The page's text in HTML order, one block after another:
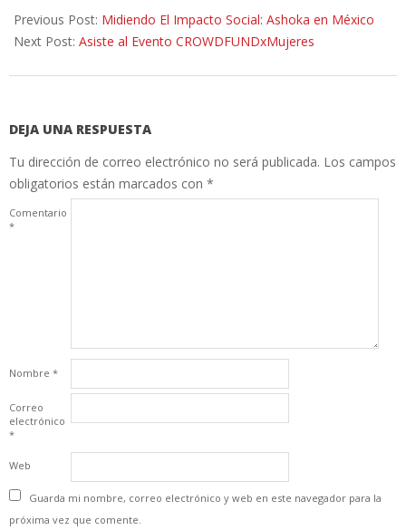
02-
20
Previous Post: Midiendo El Impacto Social: Ashoka en México
Next Post: Asiste al Evento CROWDFUNDx​Mujeres
DEJA UNA RESPUESTA
Tu dirección de correo electrónico no será publicada. Los campos
obligatorios están marcados con *
Comentario
*
Nombre *
Correo
electrónico
*
Web
Guarda mi nombre, correo electrónico y web en este navegador para la
próxima vez que comente.